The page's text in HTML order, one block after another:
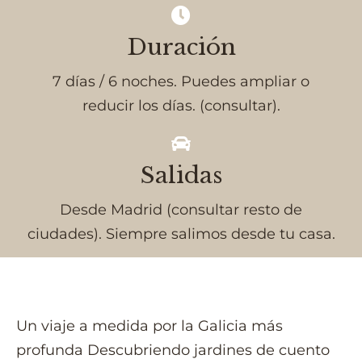
Duración
7 días / 6 noches. Puedes ampliar o
reducir los días. (consultar).
Salidas
Desde Madrid (consultar resto de
ciudades). Siempre salimos desde tu casa.
Un viaje a medida por la Galicia más
profunda Descubriendo jardines de cuento